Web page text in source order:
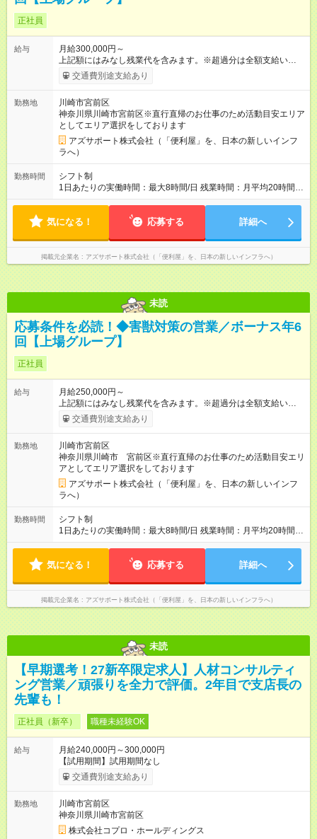
正社員
給与
月給300,000円～
上記額にはみなし残業代を含みます。※超過分は全額支給いたし
ます。 みなし残業代 73,808円／月 みなし残業時間 45時間／月
年5回のボーナスあり！ ◆2種類のボーナスがあります（ボーナ
末（年1回）：ボーナスB ◆ボーナスは年で合計「年5回」お渡
し。ボーナスなしはありません。 └ボーナス合計で約100～250
万/年程度になります。 └ボーナス合計が80万を切る等というこ
とはほぼありません。 ＜ボーナス5回がどう支払われるか＞ 1月
～3月：月給のみ 4月～11月：月給＋ボーナスA 12月：月給＋ボ
ーナスA＋ボーナスB --------------------------------- 昇給：あり ※年
1回評価に基づく 手当：あり 全額100%支給 ・交通費（通勤
費） ・業務における活動費 ・超過勤務手当 【注意】 貸与する
かる場合、各自での負担となります 【試用期間】試用期間あり
試用期間の長さ：4ヶ月 ※ 雇用形態と給与に、本採用時と異なる
部分があります。 雇用形態：中途採用（契約社員） 給与：本採
用時と同じです。 試用期間中は嘱託社員契約となります。嘱託
社員契約中の給与・待遇・福利厚生は正社員のものと同じで
す。99％の方が試用期間後に正社員に移行しております。
交通費別途支給あり
勤務地
川崎市宮前区
神奈川県川崎市宮前区※直行直帰のお仕事のため活動目安エリア
としてエリア選択をしております
アズサポート株式会社（「便利屋」を、日本の新しいインフ
ラへ）
勤務時間
シフト制
1日あたりの実働時間：最大8時間/日 残業時間：月平均20時間程
度 ※閑散月10時間ほど、繁忙期40時間ほど 【注意】 直行直帰の
によっては出勤・退勤時間が変動する場合がございます 例）
時代
気になる！ 応募する 詳細へ
掲載元企業名 アズサポート株式会社（「便利屋」を、日本の新しいインフラへ）
未読
応募条件を必読！◆害獣対策の営業／ボーナス年6
回【上場グループ】
正社員
給与
月給250,000円～
上記額にはみなし残業代を含みます。※超過分は全額支給いたし
ます。 みなし残業代 73,808円／月 みなし残業時間 45時間／月
＜ボーナス＞ 合計で「年6回」お渡し └3ヶ月ごと（年4回）→A
万/年程度で動きます（一番高い方ですと400万超え） ※ボー
ナス合計が極端に150万を切る等ということはありません ＜年
収イメージ＞ (1)各月のボーナス支払い 1月～3月：月給のみ 4
月、7月、10月：月給＋ボーナスA 6月、12月：月給＋ボーナス
B (2)経験年数に伴う年収推移 入社1年目：470万（3割）～520
万円以上（6割）～高い方（1割）600万超え 3年目： 7割の社員
が年収600万円以上 --------------------------------- 昇給：あり ※年1
回評価に基づく 手当：あり 全額100%支給 ・交通費（通勤
社用車は、社員各自が保管していただきます 駐車場代が仮にか
かる場合、各自での負担となります 【試用期間】試用期間あり
試用期間の長さ：4ヶ月 ※ 雇用形態と給与に、本採用時と異なる
部分があります。 雇用形態：中途採用（契約社員） 給与：本採
用時と同じです。 試用期間中は嘱託社員契約となります。嘱託
社員契約中の給与・待遇・福利厚生は正社員のものと同じで
交通費別途支給あり
勤務地
川崎市宮前区
神奈川県川崎市 宮前区※直行直帰のお仕事のため活動目安エリ
アとしてエリア選択をしております
アズサポート株式会社（「便利屋」を、日本の新しいインフ
ラへ）
勤務時間
シフト制
1日あたりの実働時間：最大8時間/日 残業時間：月平均20時間程
度 ※閑散月10時間ほど、繁忙期40時間ほど 【注意】 直行直帰の
によっては出勤・退勤時間が変動する場合がございます 例）
時代
気になる！ 応募する 詳細へ
掲載元企業名 アズサポート株式会社（「便利屋」を、日本の新しいインフラへ）
未読
【早期選考！27新卒限定求人】人材コンサルティ
ング営業／頑張りを全力で評価。2年目で支店長の
先輩も！
正社員（新卒） 職種未経験OK
給与
月給240,000円～300,000円
【試用期間】試用期間なし
交通費別途支給あり
勤務地
川崎市宮前区
神奈川県川崎市宮前区
株式会社コプロ・ホールディングス